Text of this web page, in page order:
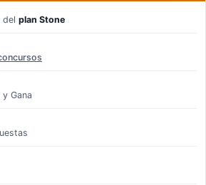
del plan Stone
Gana